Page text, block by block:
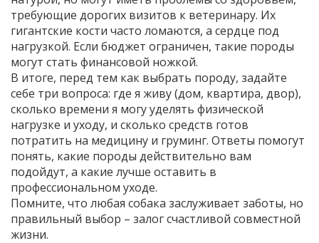
требующие дорогих визитов к ветеринару. Их
гигантские кости часто ломаются, а сердце под
нагрузкой. Если бюджет ограничен, такие породы
могут стать финансовой ножкой.
В итоге, перед тем как выбрать породу, задайте
себе три вопроса: где я живу (дом, квартира, двор),
сколько времени я могу уделять физической
нагрузке и уходу, и сколько средств готов
потратить на медицину и груминг. Ответы помогут
понять, какие породы действительно вам
подойдут, а какие лучше оставить в
профессиональном уходе.
Помните, что любая собака заслуживает заботы, но
правильный выбор – залог счастливой совместной
жизни.